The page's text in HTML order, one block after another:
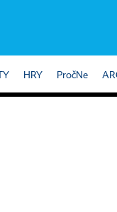
HRY PročNe